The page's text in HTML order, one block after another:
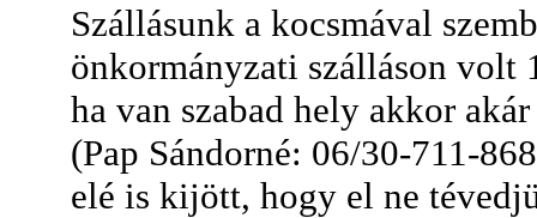
Szállásunk a kocsmával
önkormányzati szálláson volt
ha van szabad hely akkor
(Pap Sándorné: 06/30-711-
elé is kijött, hogy el ne